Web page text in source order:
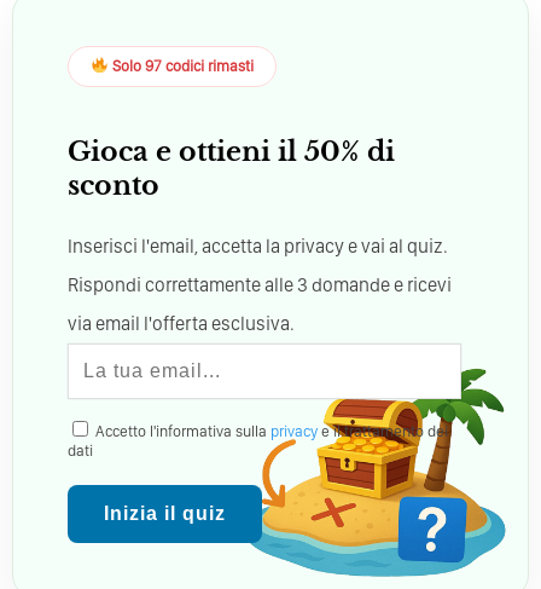
Solo 97 codici rimasti
Gioca e ottieni il 50% di
sconto
Inserisci l'email, accetta la privacy e vai al quiz.
Rispondi correttamente alle 3 domande e ricevi
via email l'offerta esclusiva.
Accetto l'informativa sulla privacy e il trattamento dei
dati
Inizia il quiz